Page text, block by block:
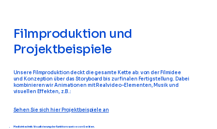
Filmproduktion und
Projektbeispiele
Unsere Filmproduktion deckt die gesamte Kette ab: von der Filmidee
und Konzeption über das Storyboard bis zur finalen Fertigstellung. Dabei
kombinieren wir Animationen mit Realvideo-Elementen, Musik und
visuellen Effekten, z.B.:
Medizintechnik: Visualisierung der Funktionsweise von Geräten.
Sehen Sie sich hier Projektbeispiele an